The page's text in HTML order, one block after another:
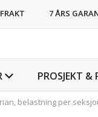
7 ÅRS
PROSJEKT &
belastning per